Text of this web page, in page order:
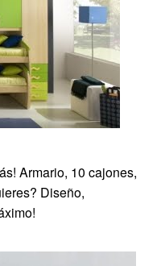
Armario, 10 cajones,
Diseño,